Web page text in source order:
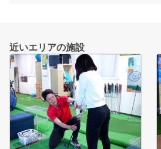
近いエリアの施設